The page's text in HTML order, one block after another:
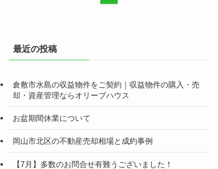
最近の投稿
倉敷市水島の収益物件をご契約｜収益物件の購入・売
却・資産管理ならオリーブハウス
お盆期間休業について
岡山市北区の不動産売却相場と成約事例
【7月】多数のお問合せ有難うございました！